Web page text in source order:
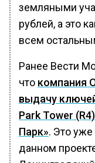
земляными
рублей, а это
всем
Ранее Вести
что компания
выдачу
Park Tower
Парк». Это
данном